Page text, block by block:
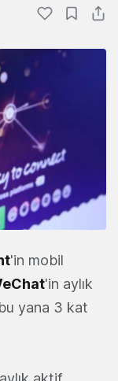
'in mobil
'in aylık
bu yana 3 kat